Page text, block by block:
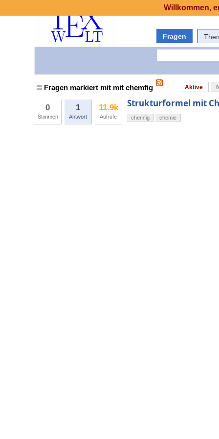
Fragen
Fragen markiert mit mit chemfig Aktive
0
Stimmen
1
Antwort
11.9k
Aufrufe
Strukturformel mit
chemfig chemie
Willkommen,